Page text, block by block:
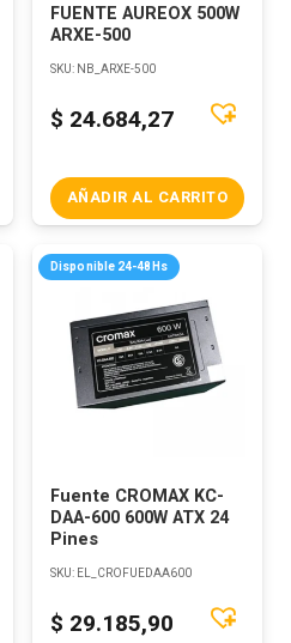
FUENTE AUREOX 500W
ARXE-500
SKU: NB_ARXE-500
$ 24.684,27
AÑADIR AL CARRITO
Disponible 24-48Hs
Fuente CROMAX KC-
DAA-600 600W ATX 24
Pines
SKU: EL_CROFUEDAA600
$ 29.185,90